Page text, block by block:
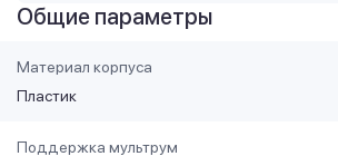
Общие параметры
Материал корпуса
Пластик
Поддержка мультрум